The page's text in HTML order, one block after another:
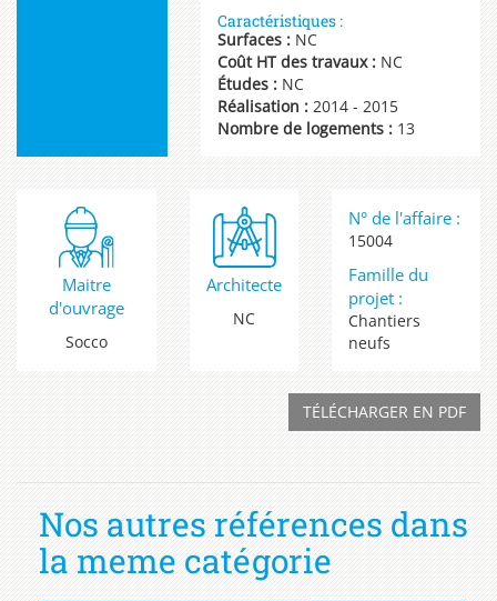
Caractéristiques :
Surfaces : NC
Coût HT des travaux : NC
Études : NC
Réalisation : 2014 - 2015
Nombre de logements : 13
Maitre
d'ouvrage
Socco
Architecte
NC
N° de l'affaire :
15004
Famille du
projet :
Chantiers
neufs
TÉLÉCHARGER EN PDF
Nos autres références dans
la meme catégorie